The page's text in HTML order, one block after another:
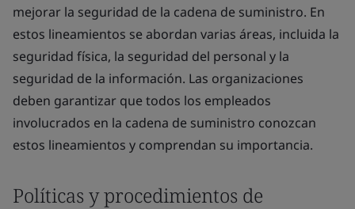
mejorar la seguridad de la cadena de suministro. En
estos lineamientos se abordan varias áreas, incluida la
seguridad física, la seguridad del personal y la
seguridad de la información. Las organizaciones
deben garantizar que todos los empleados
involucrados en la cadena de suministro conozcan
estos lineamientos y comprendan su importancia.
Políticas y procedimientos de